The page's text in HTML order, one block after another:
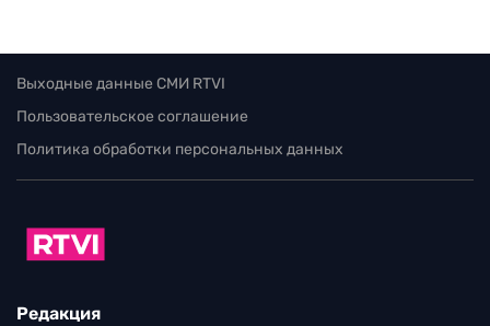
Выходные данные СМИ RTVI
Пользовательское соглашение
Политика обработки персональных данных
Редакция